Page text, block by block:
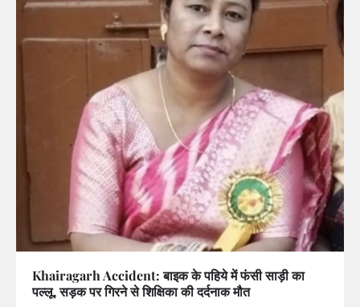
Khairagarh Accident: बाइक के पहिये में फंसी साड़ी का
पल्लू, सड़क पर गिरने से शिक्षिका की दर्दनाक मौत